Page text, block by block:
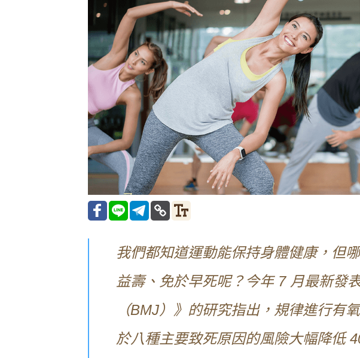
我們都知道運動能保持身體健康，但
益壽、免於早死呢？今年 7 月最新發
（BMJ）》的研究指出，規律進行有
於八種主要致死原因的風險大幅降低